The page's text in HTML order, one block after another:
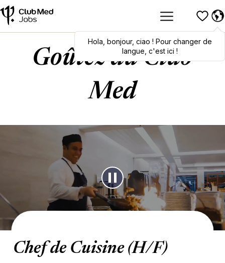
Hola bonjour, ciao ! Pour changer de
langue, c'est ici !
Goûtez au Club
Med
Chef de Cuisine (H/F)